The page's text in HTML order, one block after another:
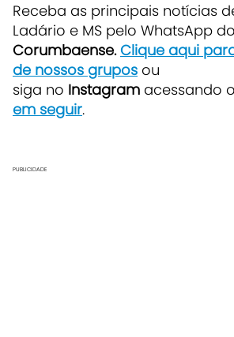
Receba as principais notícias
Ladário e MS pelo WhatsApp do
Corumbaense.Clique aqui
de nossos grupos ou
siga no Instagram acessando o
em seguir.
PUBLICIDADE